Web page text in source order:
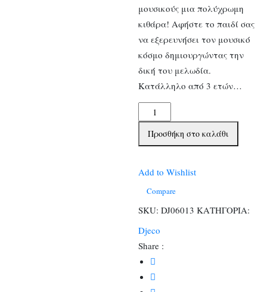
μουσικούς μια πολύχρωμη
κιθάρα! Αφήστε το παιδί σας
να εξερευνήσει τον μουσικό
κόσμο δημιουργώντας την
δική του μελωδία.
Κατάλληλο από 3 ετών…
Djeco
Κιθάρα
πλαστική
γιουκαλίλι
ποσότητα
Προσθήκη στο καλάθι
Add to Wishlist
Compare
SKU: DJ06013 ΚΑΤΗΓΟΡΙΑ:
Djeco
Share :